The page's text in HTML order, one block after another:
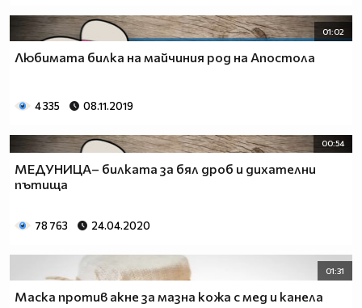
01:02
Любимата билка на майчиния род на Апостола
4 335 08.11.2019
00:54
МЕДУНИЦА– билката за бял дроб и дихателни
пътища
78 763 24.04.2020
01:31
Маска против акне за мазна кожа с мед и канела